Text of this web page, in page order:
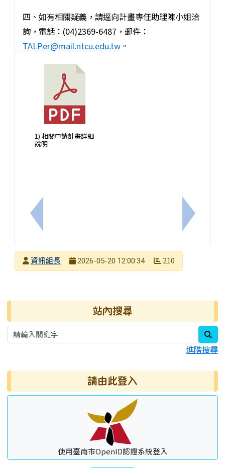
上一筆：轉知國立高雄師範大學辦理「B2.PBL教學
四、如有相關疑義，請逕向計畫專任助理陳小姐洽
詢，電話：(04)2369-6487，郵件：
TALPer@mail.ntcu.edu.tw。
1) 相關申請計畫詳細
說明
下一筆：
發布者
資訊組長
2026-05-20 12:00:34 210
右邊區域內容 站內搜尋
進階搜尋
請由此登入
使用臺南市OpenID認證系統登入